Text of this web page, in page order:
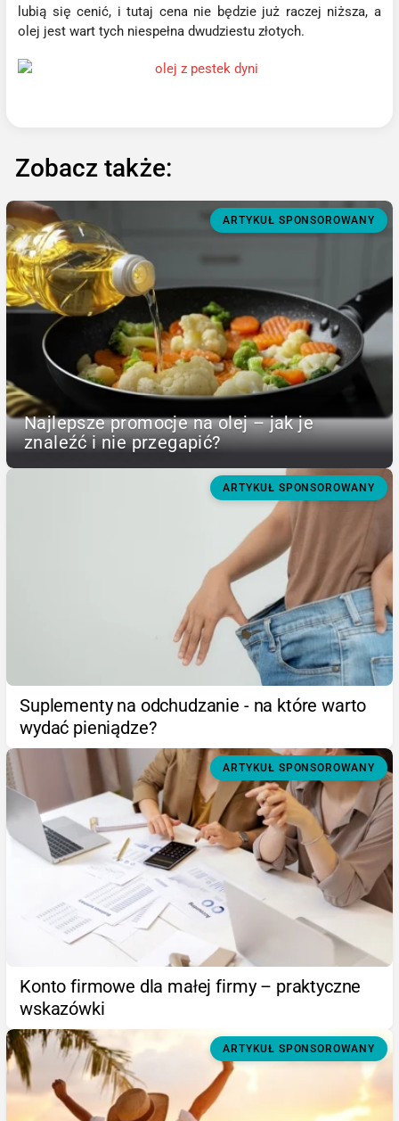
lubią się cenić, i tutaj cena nie będzie już raczej niższa, a
olej jest wart tych niespełna dwudziestu złotych.
Zobacz także:
ARTYKUŁ SPONSOROWANY
Najlepsze promocje na olej – jak je
znaleźć i nie przegapić?
ARTYKUŁ SPONSOROWANY
Suplementy na odchudzanie - na które warto
wydać pieniądze?
ARTYKUŁ SPONSOROWANY
Konto firmowe dla małej firmy – praktyczne
wskazówki
ARTYKUŁ SPONSOROWANY